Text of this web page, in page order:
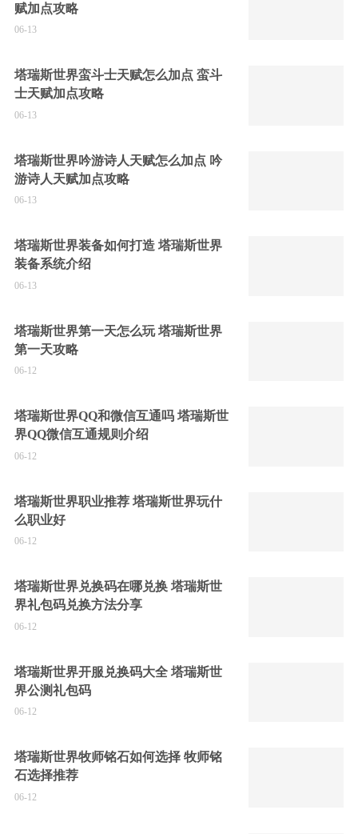
赋加点攻略
06-13
塔瑞斯世界蛮斗士天赋怎么加点 蛮斗
士天赋加点攻略
06-13
塔瑞斯世界吟游诗人天赋怎么加点 吟
游诗人天赋加点攻略
06-13
塔瑞斯世界装备如何打造 塔瑞斯世界
装备系统介绍
06-13
塔瑞斯世界第一天怎么玩 塔瑞斯世界
第一天攻略
06-12
塔瑞斯世界QQ和微信互通吗 塔瑞斯世
界QQ微信互通规则介绍
06-12
塔瑞斯世界职业推荐 塔瑞斯世界玩什
么职业好
06-12
塔瑞斯世界兑换码在哪兑换 塔瑞斯世
界礼包码兑换方法分享
06-12
塔瑞斯世界开服兑换码大全 塔瑞斯世
界公测礼包码
06-12
塔瑞斯世界牧师铭石如何选择 牧师铭
石选择推荐
06-12